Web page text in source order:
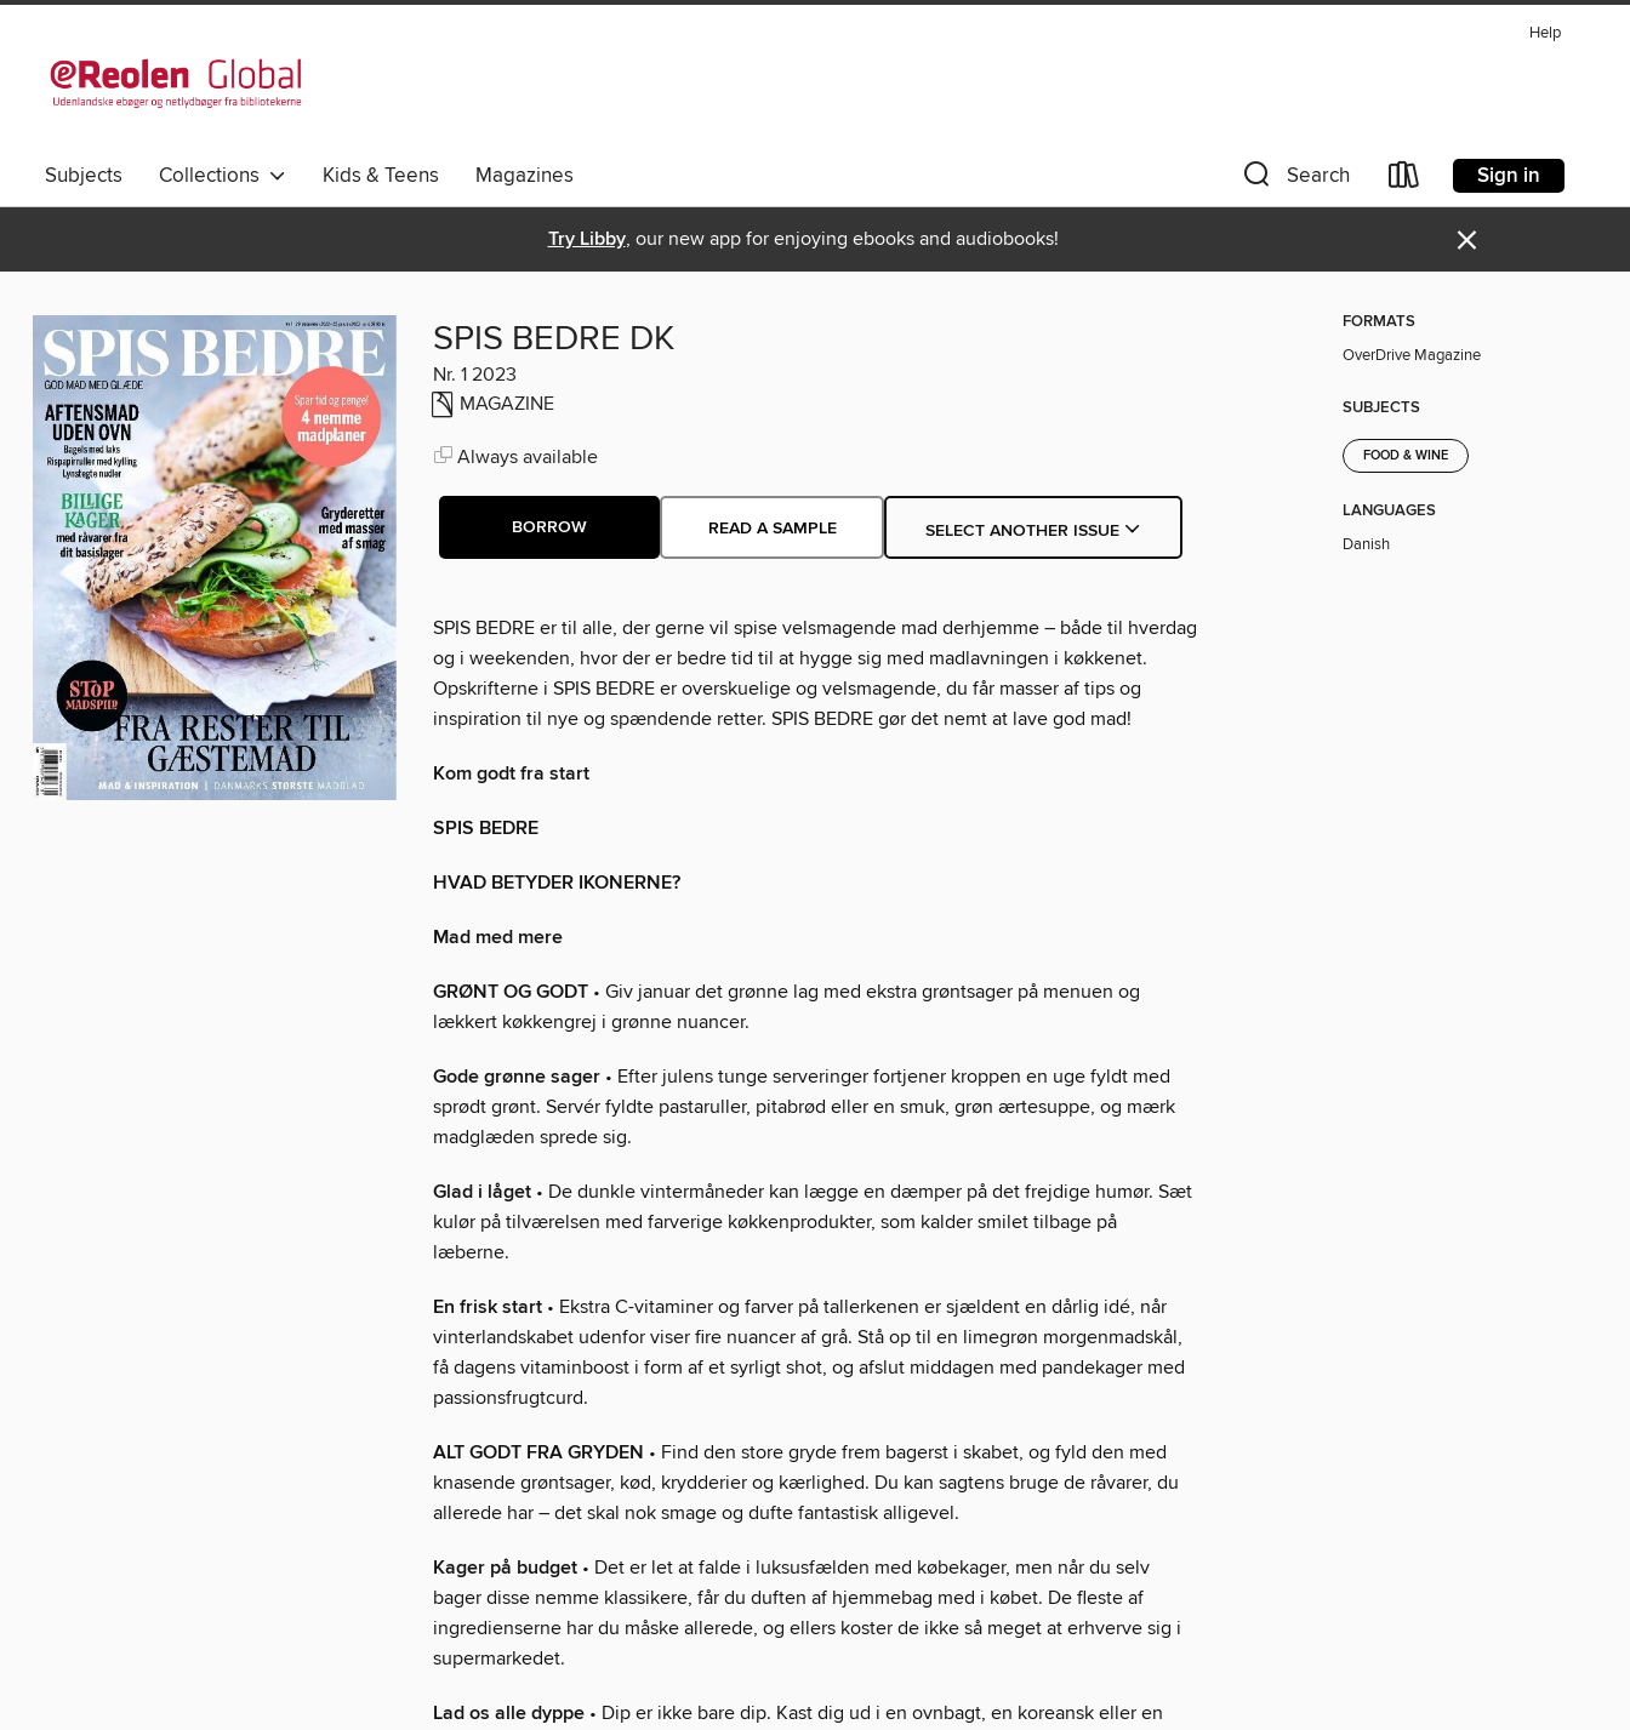
Help
Subjects Collections Kids & Teens Magazines Search Sign in
Try Libby, our new app for enjoying ebooks and audiobooks! ×
SPIS BEDRE DK
Nr. 1 2023
MAGAZINE
Always available
BORROW READ A SAMPLE SELECT ANOTHER ISSUE
SPIS BEDRE er til alle, der gerne vil spise velsmagende mad derhjemme – både til hverdag
og i weekenden, hvor der er bedre tid til at hygge sig med madlavningen i køkkenet.
Opskrifterne i SPIS BEDRE er overskuelige og velsmagende, du får masser af tips og
inspiration til nye og spændende retter. SPIS BEDRE gør det nemt at lave god mad!
Kom godt fra start
SPIS BEDRE
HVAD BETYDER IKONERNE?
Mad med mere
GRØNT OG GODT • Giv januar det grønne lag med ekstra grøntsager på menuen og
lækkert køkkengrej i grønne nuancer.
Gode grønne sager • Efter julens tunge serveringer fortjener kroppen en uge fyldt med
sprødt grønt. Servér fyldte pastaruller, pitabrød eller en smuk, grøn ærtesuppe, og mærk
madglæden sprede sig.
Glad i låget • De dunkle vintermåneder kan lægge en dæmper på det frejdige humør. Sæt
kulør på tilværelsen med farverige køkkenprodukter, som kalder smilet tilbage på
læberne.
En frisk start • Ekstra C-vitaminer og farver på tallerkenen er sjældent en dårlig idé, når
vinterlandskabet udenfor viser fire nuancer af grå. Stå op til en limegrøn morgenmadskål,
få dagens vitaminboost i form af et syrligt shot, og afslut middagen med pandekager med
passionsfrugtcurd.
ALT GODT FRA GRYDEN • Find den store gryde frem bagerst i skabet, og fyld den med
knasende grøntsager, kød, krydderier og kærlighed. Du kan sagtens bruge de råvarer, du
allerede har – det skal nok smage og dufte fantastisk alligevel.
Kager på budget • Det er let at falde i luksusfælden med købekager, men når du selv
bager disse nemme klassikere, får du duften af hjemmebag med i købet. De fleste af
ingredienserne har du måske allerede, og ellers koster de ikke så meget at erhverve sig i
supermarkedet.
Lad os alle dyppe • Dip er ikke bare dip. Kast dig ud i en ovnbagt, en koreansk eller en
FORMATS
OverDrive Magazine
SUBJECTS
FOOD & WINE
LANGUAGES
Danish